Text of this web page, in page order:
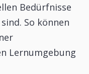
Bedürfnisse
So können
Lernumgebung